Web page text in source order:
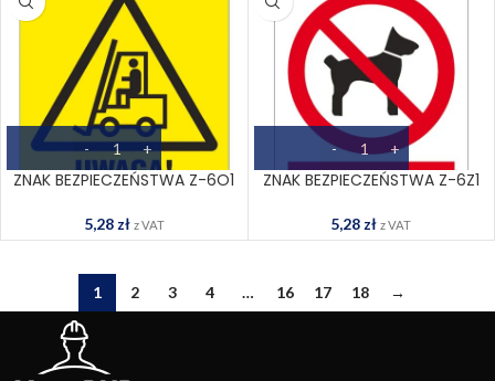
ZNAK BEZPIECZEŃSTWA Z-6O1
5,28 zł z VAT
ZNAK BEZPIECZEŃSTWA Z-6Z1
5,28 zł z VAT
1 2 3 4 … 16 17 18 →